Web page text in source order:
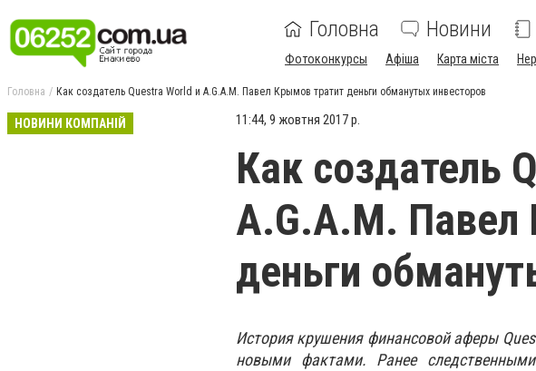
Головна Новини
Фотоконкурсы Афіша Карта міста
Головна Как создатель Questra World и A.G.A.M. Павел Крымов тратит деньги обманутых инвесторов
НОВИНИ КОМПАНІЙ 11:44, 9 жовтня 2017 р.
Как создатель
A.G.A.M.
деньги
История крушения финансовой аферы
новыми фактами. Ранее